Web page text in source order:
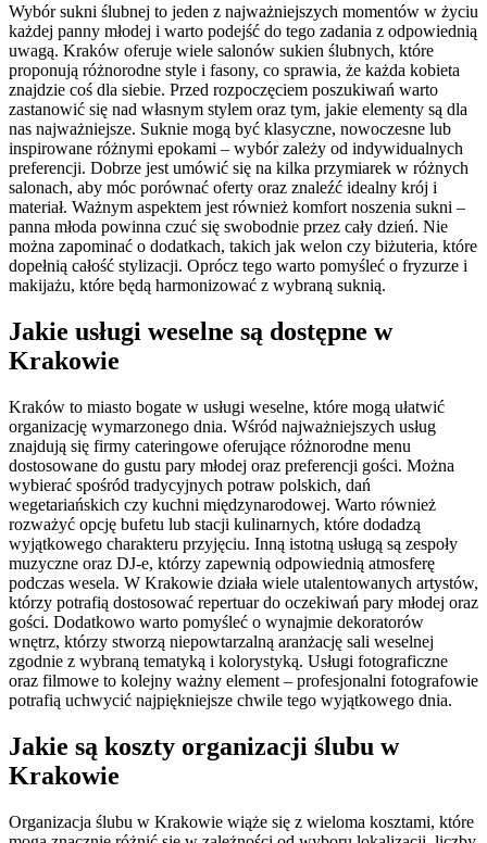
Wybór sukni ślubnej to jeden z najważniejszych momentów w życiu
każdej panny młodej i warto podejść do tego zadania z odpowiednią
uwagą. Kraków oferuje wiele salonów sukien ślubnych, które
proponują różnorodne style i fasony, co sprawia, że każda kobieta
znajdzie coś dla siebie. Przed rozpoczęciem poszukiwań warto
zastanowić się nad własnym stylem oraz tym, jakie elementy są dla
nas najważniejsze. Suknie mogą być klasyczne, nowoczesne lub
inspirowane różnymi epokami – wybór zależy od indywidualnych
preferencji. Dobrze jest umówić się na kilka przymiarek w różnych
salonach, aby móc porównać oferty oraz znaleźć idealny krój i
materiał. Ważnym aspektem jest również komfort noszenia sukni –
panna młoda powinna czuć się swobodnie przez cały dzień. Nie
można zapominać o dodatkach, takich jak welon czy biżuteria, które
dopełnią całość stylizacji. Oprócz tego warto pomyśleć o fryzurze i
makijażu, które będą harmonizować z wybraną suknią.
Jakie usługi weselne są dostępne w
Krakowie
Kraków to miasto bogate w usługi weselne, które mogą ułatwić
organizację wymarzonego dnia. Wśród najważniejszych usług
znajdują się firmy cateringowe oferujące różnorodne menu
dostosowane do gustu pary młodej oraz preferencji gości. Można
wybierać spośród tradycyjnych potraw polskich, dań
wegetariańskich czy kuchni międzynarodowej. Warto również
rozważyć opcję bufetu lub stacji kulinarnych, które dodadzą
wyjątkowego charakteru przyjęciu. Inną istotną usługą są zespoły
muzyczne oraz DJ-e, którzy zapewnią odpowiednią atmosferę
podczas wesela. W Krakowie działa wiele utalentowanych artystów,
którzy potrafią dostosować repertuar do oczekiwań pary młodej oraz
gości. Dodatkowo warto pomyśleć o wynajmie dekoratorów
wnętrz, którzy stworzą niepowtarzalną aranżację sali weselnej
zgodnie z wybraną tematyką i kolorystyką. Usługi fotograficzne
oraz filmowe to kolejny ważny element – profesjonalni fotografowie
potrafią uchwycić najpiękniejsze chwile tego wyjątkowego dnia.
Jakie są koszty organizacji ślubu w
Krakowie
Organizacja ślubu w Krakowie wiąże się z wieloma kosztami, które